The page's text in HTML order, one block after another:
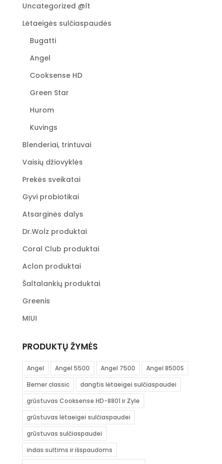
Uncategorized @lt
Lėtaeigės sulčiaspaudės
Bugatti
Angel
Cooksense HD
Green Star
Hurom
Kuvings
Blenderiai, trintuvai
Vaisių džiovyklės
Prekės sveikatai
Gyvi probiotikai
Atsarginės dalys
Dr.Wolz produktai
Coral Club produktai
Aclon produktai
Šaltalankių produktai
Greenis
MIUI
PRODUKTŲ ŽYMĖS
Angel Angel 5500 Angel 7500
Angel 8500S
Bemer classic
dangtis lėtaeigei sulčiaspaudei
grūstuvas Cooksense HD-8801 ir Zyle
grūstuvas lėtaeigei sulčiaspaudei
grūstuvas sulčiaspaudei
indas sultims ir išspaudoms